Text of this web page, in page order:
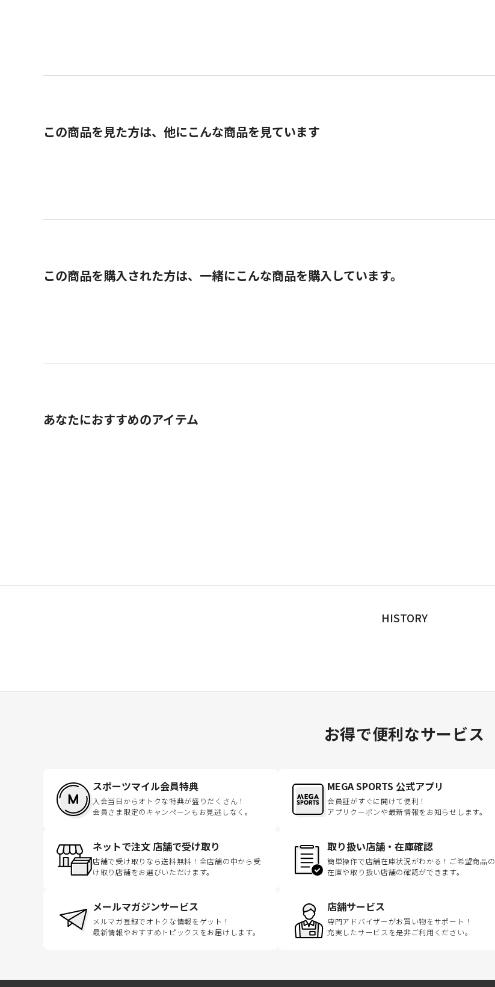
この商品を見た方は、他にこんな商品を見ています
この商品を購入された方は、一緒にこんな商品を購入しています。
あなたにおすすめのアイテム
HISTORY
お得で便利なサービス
スポーツマイル会員特典
入会当日からオトクな特典が盛りだくさん！
会員さま限定のキャンペーンもお見逃しなく。
MEGA SPORTS 公式アプリ
会員証がすぐに開けて便利！
アプリクーポンや最新情報をお知らせします。
ネットで注文 店舗で受け取り
店舗で受け取りなら送料無料！全店舗の中から受
け取り店舗をお選びいただけます。
取り扱い店舗・在庫確認
簡単操作で店舗在庫状況がわかる！ご希望商品の
在庫や取り扱い店舗の確認ができます。
メールマガジンサービス
メルマガ登録でオトクな情報をゲット！
最新情報やおすすめトピックスをお届けします。
店舗サービス
専門アドバイザーがお買い物をサポート！
充実したサービスを是非ご利用ください。